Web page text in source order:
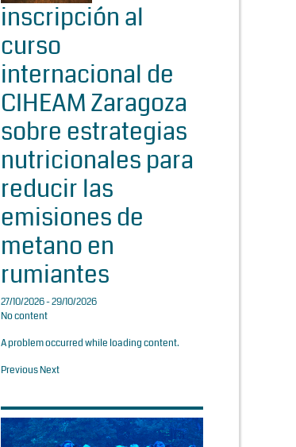
inscripción al
curso
internacional de
CIHEAM Zaragoza
sobre estrategias
nutricionales para
reducir las
emisiones de
metano en
rumiantes
27/10/2026 - 29/10/2026
No content
A problem occurred while loading content.
PreviousNext